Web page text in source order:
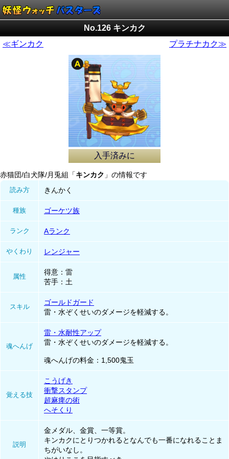
No.126 キンカク
≪ギンカク
プラチナカク≫
入手済みに
赤猫団/白犬隊/月兎組「 キンカク 」の情報です
読み方
きんかく
種族 ゴーケツ族
ランク Aランク
やくわり レンジャー
属性
得意：雷
苦手：土
スキル
ゴールドガード
雷・水ぞくせいのダメージを軽減する。
魂へんげ
雷・水耐性アップ
雷・水ぞくせいのダメージを軽減する。
魂へんげの料金：1,500鬼玉
覚える技
こうげき
衝撃スタンプ
超麻痺の術
へそくり
説明
金メダル、金賞、一等賞。
キンカクにとりつかれるとなんでも一番になれることま
ちがいなし。